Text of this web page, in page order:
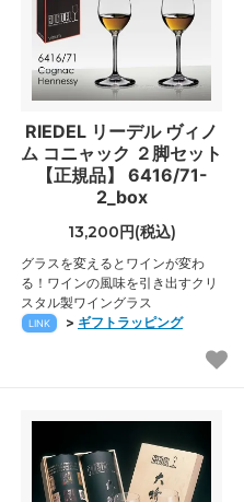
RIEDEL リーデル ヴィノ
ム コニャック ２脚セット
【正規品】 6416/71-
2_box
13,200円(税込)
グラスを変えるとワインが変わ
る！ワインの風味を引き出すクリ
スタル製ワイングラス
LINK > ギフトラッピング